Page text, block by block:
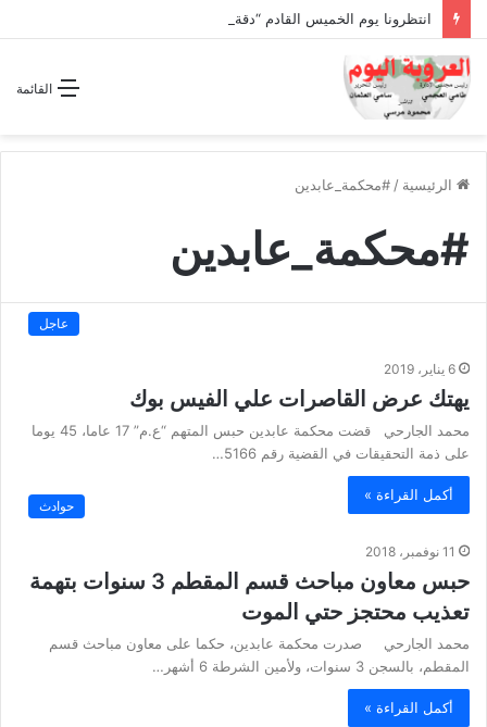
القائمة
الرئيسية / #محكمة_عابدين
#محكمة_عابدين
عاجل
6 يناير، 2019
يهتك عرض القاصرات علي الفيس بوك
محمد الجارحي قضت محكمة عابدين حبس المتهم “ع.م” 17 عاما، 45 يوما
على ذمة التحقيقات في القضية رقم 5166…
أكمل القراءة »
حوادث
11 نوفمبر، 2018
حبس معاون مباحث قسم المقطم 3 سنوات بتهمة
تعذيب محتجز حتي الموت
محمد الجارحي صدرت محكمة عابدين، حكما على معاون مباحث قسم
المقطم، بالسجن 3 سنوات، ولأمين الشرطة 6 أشهر…
أكمل القراءة »